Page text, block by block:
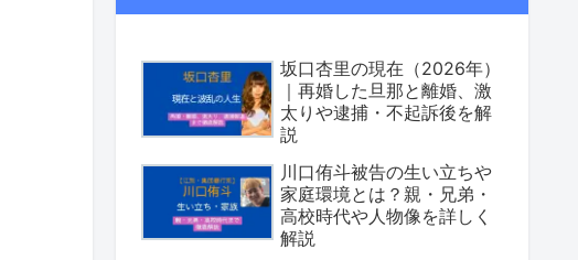
坂口杏里の現在（2026年）
｜再婚した旦那と離婚、激
太りや逮捕・不起訴後を解
説
川口侑斗被告の生い立ちや
家庭環境とは？親・兄弟・
高校時代や人物像を詳しく
解説